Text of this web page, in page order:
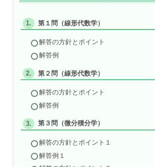
第１問（線形代数学）
解答の方針とポイント
解答例
第２問（線形代数学）
解答の方針とポイント
解答例
第３問（微分積分学）
解答の方針とポイント１
解答例１